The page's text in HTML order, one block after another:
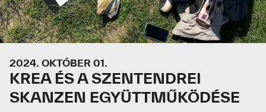
JELENTKEZEM
2024. OKTÓBER 01.
KREA ÉS A SZENTENDREI
SKANZEN EGYÜTTMŰKÖDÉSE